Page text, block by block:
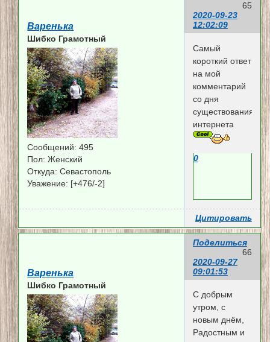
65
2020-09-23
12:02:09
Варенька
Шибко Грамотный
Сообщений: 495
Пол: Женский
Откуда: Севастополь
Уважение: [+476/-2]
Самый
короткий ответ
на мой
комментарий
со дня
существования
интернета
0
Цитировать
Поделиться
66
2020-09-27
09:01:53
Варенька
Шибко Грамотный
С добрым
утром, с
новым днём,
Радостным и